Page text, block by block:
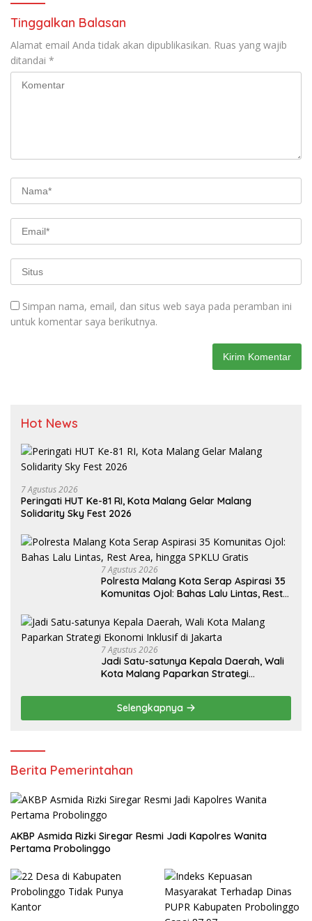
Tinggalkan Balasan
Alamat email Anda tidak akan dipublikasikan. Ruas yang wajib
ditandai *
Simpan nama, email, dan situs web saya pada peramban ini
untuk komentar saya berikutnya.
Hot News
7 Agustus 2026
Peringati HUT Ke-81 RI, Kota Malang Gelar Malang
Solidarity Sky Fest 2026
7 Agustus 2026
Polresta Malang Kota Serap Aspirasi 35
Komunitas Ojol: Bahas Lalu Lintas, Rest
7 Agustus 2026
Jadi Satu-satunya Kepala Daerah, Wali
Kota Malang Paparkan Strategi
Selengkapnya
Berita Pemerintahan
AKBP Asmida Rizki Siregar Resmi Jadi Kapolres Wanita
Pertama Probolinggo